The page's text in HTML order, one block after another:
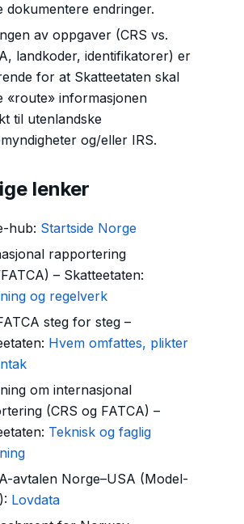
dokumentere endringer.
av oppgaver (CRS vs.
landkoder, identifikatorer) er
for at Skatteetaten skal
«route» informasjonen
til utenlandske
og/eller IRS.
lenker
hub: Startside Norge
rapportering
– Skatteetaten:
og regelverk
steg for steg –
Hvem omfattes, plikter
om internasjonal
(CRS og FATCA) –
Teknisk og faglig
avtalen Norge–USA (Model-
Lovdata